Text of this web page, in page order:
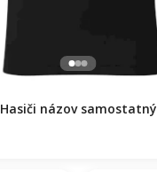
Hasiči názov samostatný